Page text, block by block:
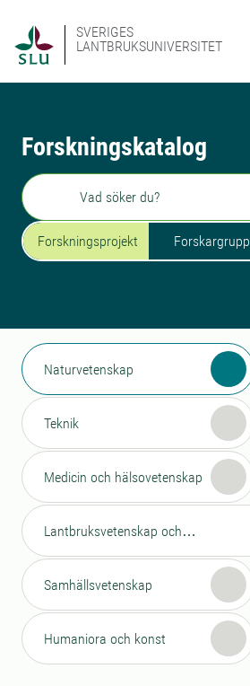
SVERIGES
LANTBRUKSUNIVERSITET
Forskningskatalog
Sök
Forskningsprojekt Forskargrupp
Naturvetenskap
Teknik
Medicin och hälsovetenskap
Lantbruksvetenskap och
veterinärmedicin
Samhällsvetenskap
Humaniora och konst